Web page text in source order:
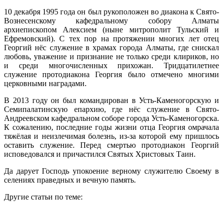
10 декабря 1995 года он был рукоположен во диакона к Свято-
Вознесенскому кафедральному собору Алматы
архиепископом Алексием (ныне митрополит Тульский и
Ефремовский). С тех пор на протяжении многих лет отец
Георгий нёс служение в храмах города Алматы, где снискал
любовь, уважение и признание не только среди клириков, но
и среди многочисленных прихожан. Тридцатилетнее
служение протодиакона Георгия было отмечено многими
церковными наградами.
В 2013 году он был командирован в Усть-Каменогорскую и
Семипалатинскую епархию, где нёс служение в Свято-
Андреевском кафедральном соборе города Усть-Каменогорска.
К сожалению, последние годы жизни отца Георгия омрачала
тяжёлая и неизлечимая болезнь, из-за которой ему пришлось
оставить служение. Перед смертью протодиакон Георгий
исповедовался и причастился Святых Христовых Таин.
Да дарует Господь упокоение верному служителю Своему в
селениях праведных и вечную память.
Другие статьи по теме: